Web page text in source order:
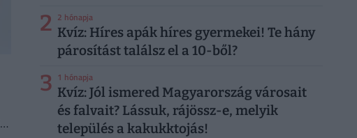
2 2 hónapja
Kvíz: Híres apák híres gyermekei! Te hány
párosítást találsz el a 10-ből?
3 1 hónapja
Kvíz: Jól ismered Magyarország városait
és falvait? Lássuk, rájössz-e, melyik
település a kakukktojás!